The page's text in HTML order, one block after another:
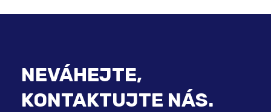
NEVÁHEJTE,
KONTAKTUJTE NÁS.